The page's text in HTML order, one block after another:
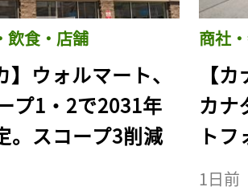
飲食・店舗
】ウォルマート、
プ1・2で2031年
。スコープ3削減
商社
【
カナ
ト
1日前